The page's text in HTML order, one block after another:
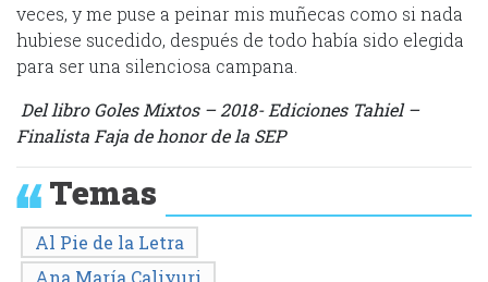
veces, y me puse a peinar mis muñecas como si nada
hubiese sucedido, después de todo había sido elegida
para ser una silenciosa campana.
Del libro Goles Mixtos – 2018- Ediciones Tahiel –
Finalista Faja de honor de la SEP
Temas
Al Pie de la Letra
Ana María Caliyuri